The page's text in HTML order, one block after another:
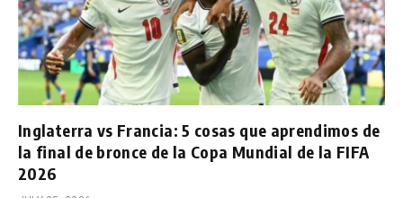
Inglaterra vs Francia: 5 cosas que aprendimos de
la final de bronce de la Copa Mundial de la FIFA
2026